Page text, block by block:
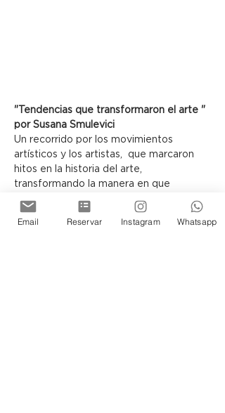
"Tendencias que transformaron el arte "
por Susana Smulevici
Un recorrido por los movimientos
artísticos y los artistas,  que marcaron
hitos en la historia del arte,
transformando la manera en que
entendemos la creatividad y la
expresión humana. Bajo la guía de
Susana Smulevici, experta en historia del
Email Reservar Instagram Whatsapp